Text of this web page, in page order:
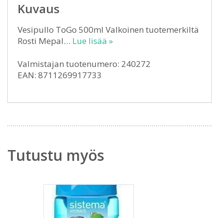
Kuvaus
Vesipullo ToGo 500ml Valkoinen tuotemerkiltä
Rosti Mepal… Lue lisää »
Valmistajan tuotenumero: 240272
EAN: 8711269917733
Tutustu myös